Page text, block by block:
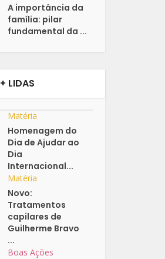
A importância da
família: pilar
fundamental da ...
+ LIDAS
Matéria
Homenagem do
Dia de Ajudar ao
Dia
Internacional...
Matéria
Novo:
Tratamentos
capilares de
Guilherme Bravo
...
Boas Ações